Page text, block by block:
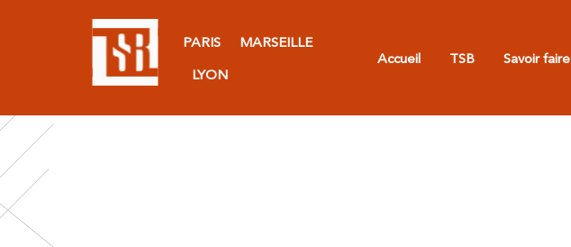
PARIS MARSEILLE
LYON
Accueil TSB Savoir faire